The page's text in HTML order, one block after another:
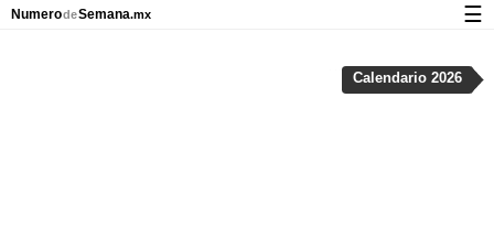
Calendario 2026
NumerodeSemana.mx ☰